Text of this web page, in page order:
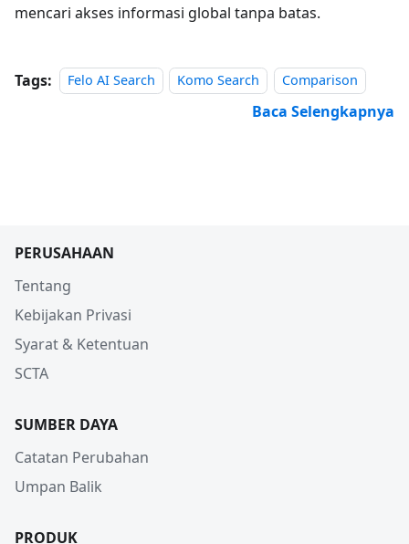
mencari akses informasi global tanpa batas.
Tags: Felo AI Search Komo Search Comparison
Baca Selengkapnya
PERUSAHAAN
Tentang
Kebijakan Privasi
Syarat & Ketentuan
SCTA
SUMBER DAYA
Catatan Perubahan
Umpan Balik
PRODUK